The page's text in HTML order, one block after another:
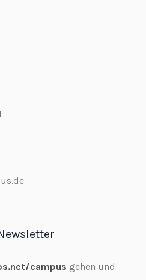
campus gehen und